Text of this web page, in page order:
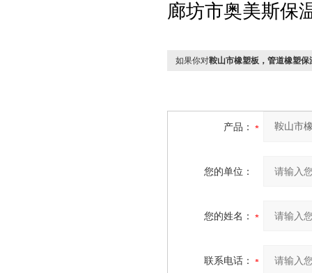
廊坊市奥美斯保
如果你对鞍山市橡塑板，管道橡塑保
产品：
您的单位：
您的姓名：
联系电话：